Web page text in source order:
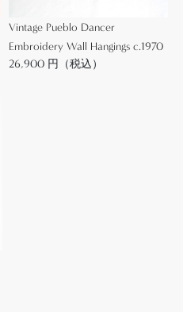
Vintage Pueblo Dancer
Embroidery Wall Hangings c.1970
26,900 円（税込）